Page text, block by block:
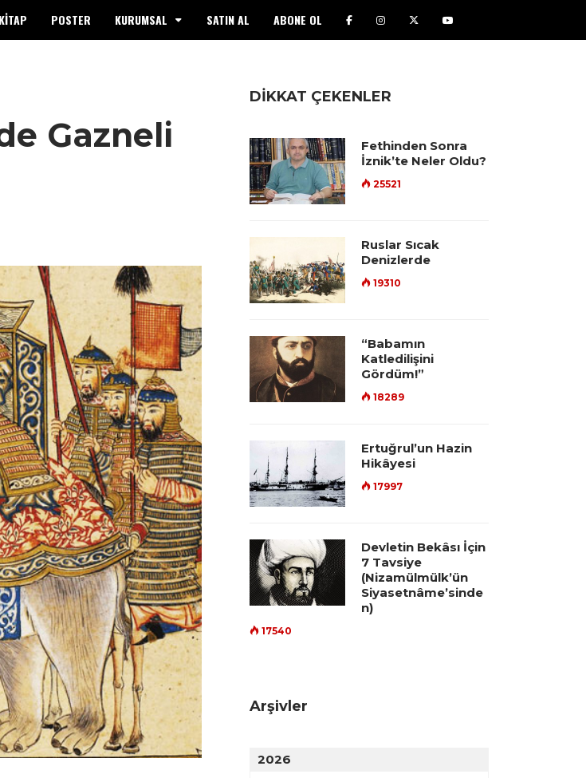
KİTAP POSTER KURUMSAL SATIN AL ABONE OL
Gazneli
DİKKAT ÇEKENLER
Fethinden Sonra
İznik’te Neler Oldu?
25521
Ruslar Sıcak
Denizlerde
19310
“Babamın
Katledilişini
Gördüm!”
18289
Ertuğrul’un Hazin
Hikâyesi
17997
Devletin Bekâsı İçin
7 Tavsiye
(Nizamülmülk’ün
Siyasetnâme’sinde
n)
17540
Arşivler
2026